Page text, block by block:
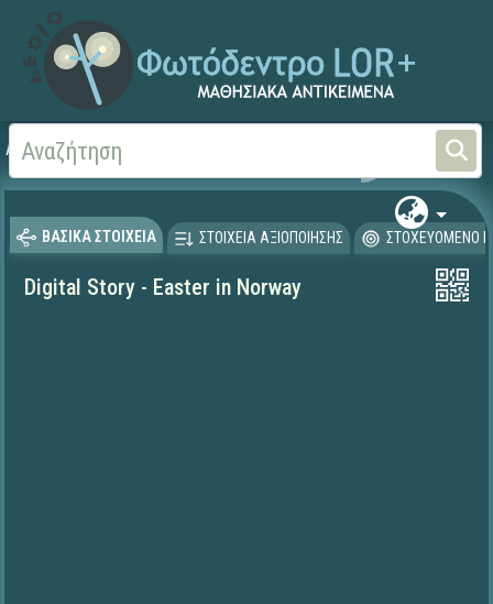
Αρχική Ξένες Γλώσσες -
ΒΑΣΙΚΑ ΣΤΟΙΧΕΙΑ ΣΤΟΙΧΕΙΑ ΑΞΙΟΠΟΙΗΣΗΣ ΣΤΟΧΕΥΟΜΕΝΟ
Digital Story - Easter in Norway